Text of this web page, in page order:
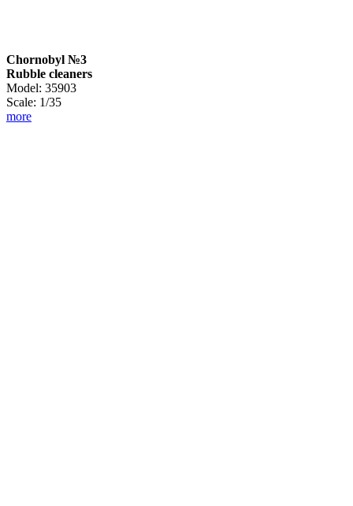
Chornobyl №3
Rubble cleaners
Model: 35903
Scale: 1/35
more